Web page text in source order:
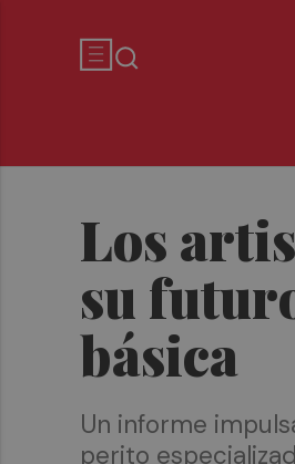
Los
su
básica
Un informe
perito